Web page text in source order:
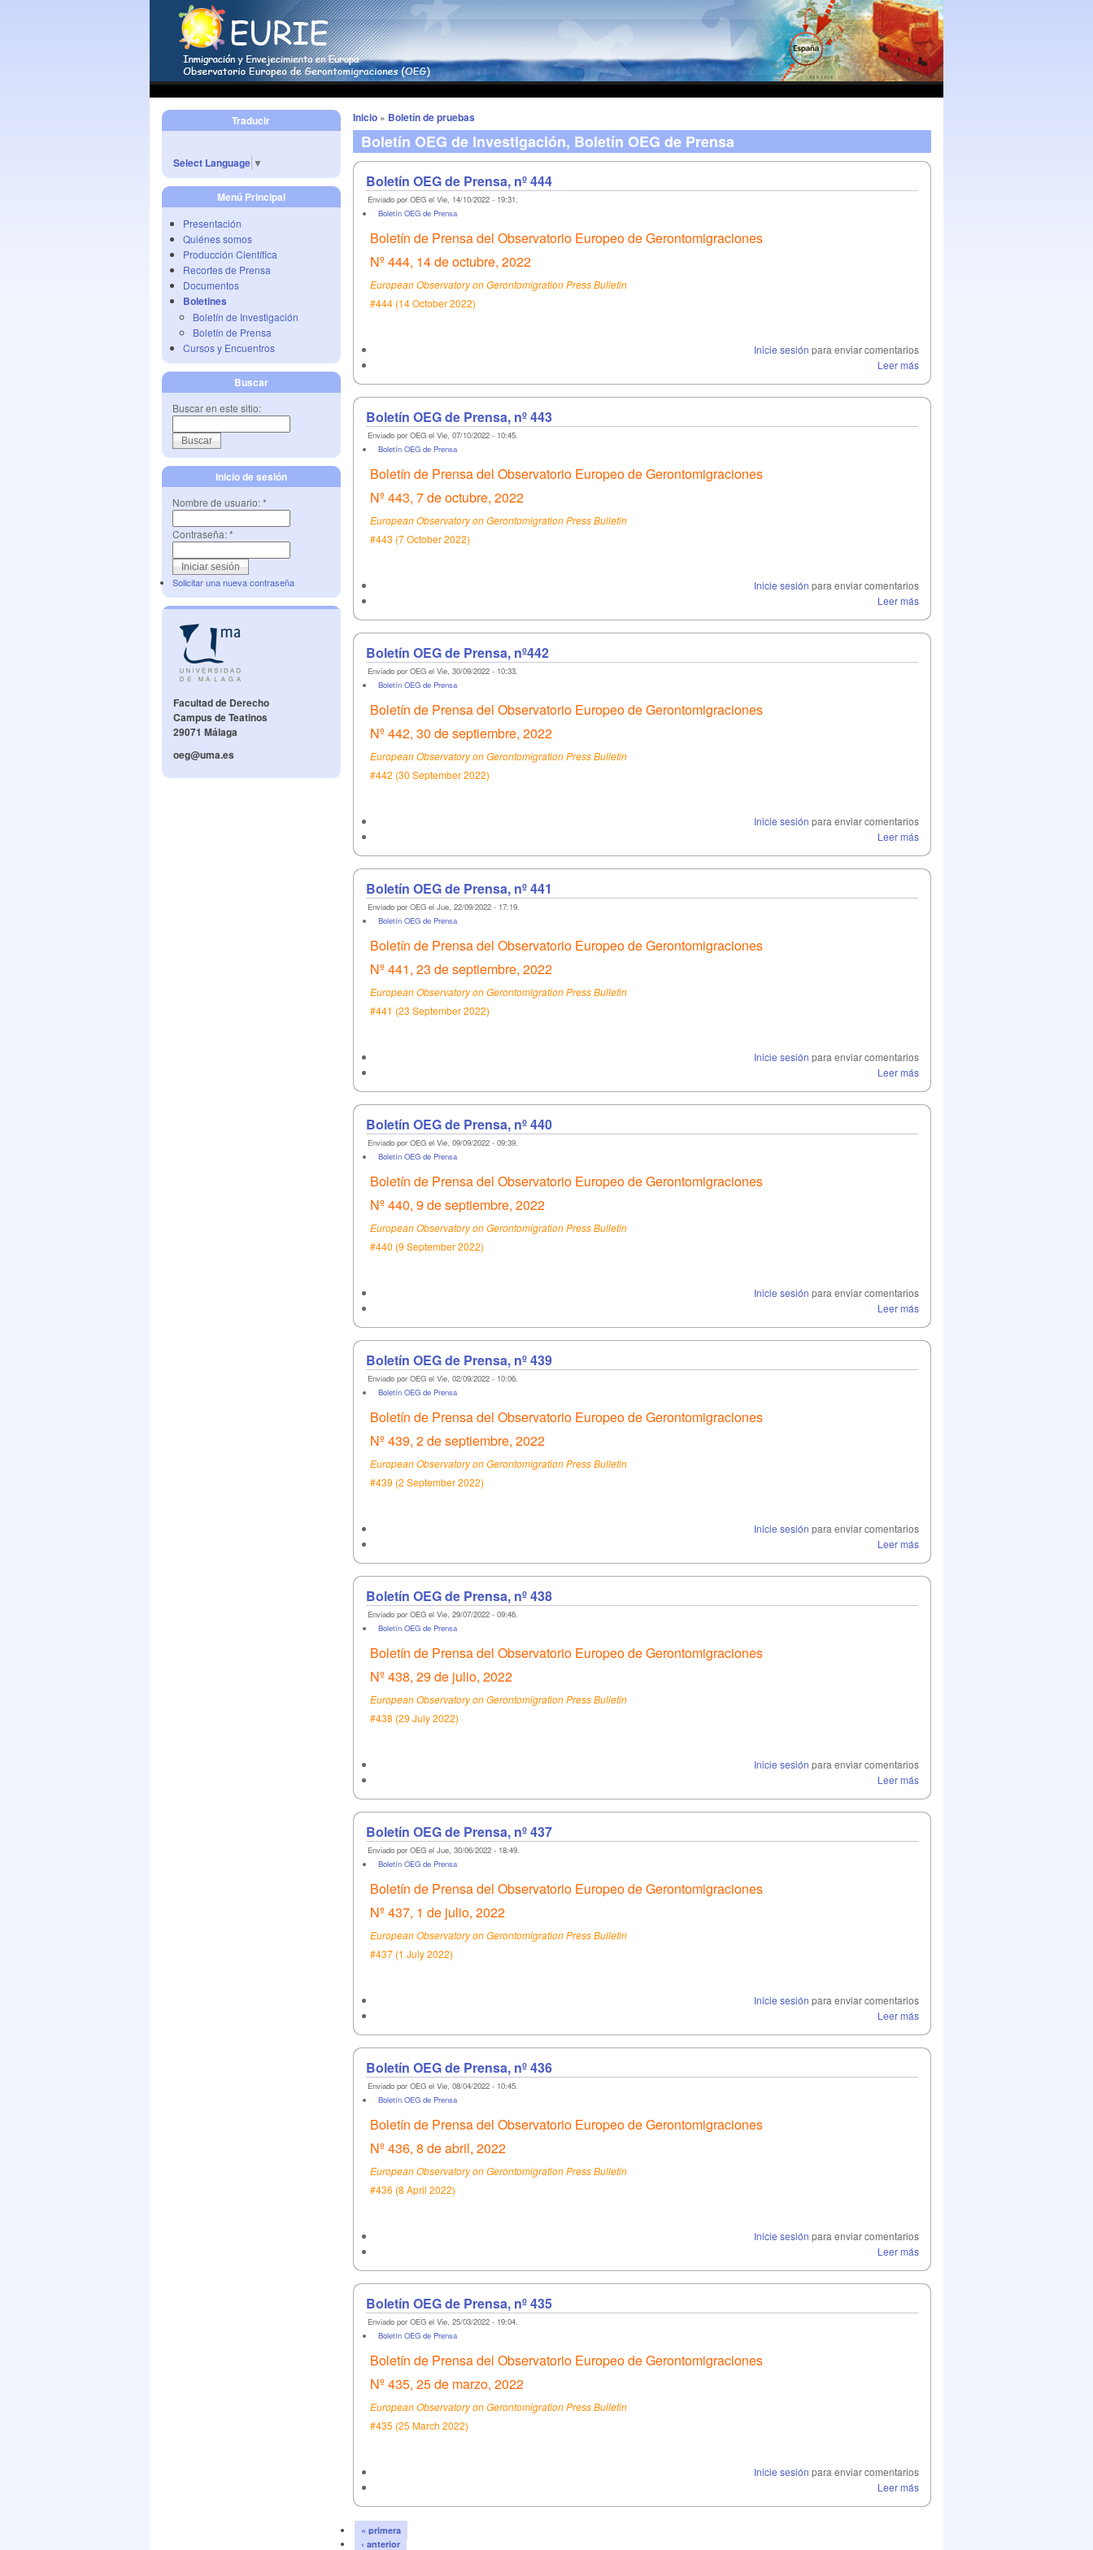
Traducir
Select Language ▼
Menú Principal
Presentación
Quiénes somos
Producción Científica
Recortes de Prensa
Documentos
Boletines
Boletín de Investigación
Boletín de Prensa
Cursos y Encuentros
Buscar
Buscar en este sitio:
Inicio de sesión
Nombre de usuario:*
Contraseña:*
Solicitar una nueva contraseña
Facultad de Derecho
Campus de Teatinos
29071 Málaga
oeg@uma.es
Inicio » Boletín de pruebas
Boletín OEG de Investigación, Boletín OEG de Prensa
Boletín OEG de Prensa, nº 444
Enviado por OEG el Vie, 14/10/2022 - 19:31.
Boletín OEG de Prensa
Boletín de Prensa del Observatorio Europeo de Gerontomigraciones
Nº 444, 14 de octubre, 2022
European Observatory on Gerontomigration Press Bulletin
#444 (14 October 2022)
Inicie sesión para enviar comentarios
Leer más
Boletín OEG de Prensa, nº 443
Enviado por OEG el Vie, 07/10/2022 - 10:45.
Boletín OEG de Prensa
Boletín de Prensa del Observatorio Europeo de Gerontomigraciones
Nº 443, 7 de octubre, 2022
European Observatory on Gerontomigration Press Bulletin
#443 (7 October 2022)
Inicie sesión para enviar comentarios
Leer más
Boletín OEG de Prensa, nº442
Enviado por OEG el Vie, 30/09/2022 - 10:33.
Boletín OEG de Prensa
Boletín de Prensa del Observatorio Europeo de Gerontomigraciones
Nº 442, 30 de septiembre, 2022
European Observatory on Gerontomigration Press Bulletin
#442 (30 September 2022)
Inicie sesión para enviar comentarios
Leer más
Boletín OEG de Prensa, nº 441
Enviado por OEG el Jue, 22/09/2022 - 17:19.
Boletín OEG de Prensa
Boletín de Prensa del Observatorio Europeo de Gerontomigraciones
Nº 441, 23 de septiembre, 2022
European Observatory on Gerontomigration Press Bulletin
#441 (23 September 2022)
Inicie sesión para enviar comentarios
Leer más
Boletín OEG de Prensa, nº 440
Enviado por OEG el Vie, 09/09/2022 - 09:39.
Boletín OEG de Prensa
Boletín de Prensa del Observatorio Europeo de Gerontomigraciones
Nº 440, 9 de septiembre, 2022
European Observatory on Gerontomigration Press Bulletin
#440 (9 September 2022)
Inicie sesión para enviar comentarios
Leer más
Boletín OEG de Prensa, nº 439
Enviado por OEG el Vie, 02/09/2022 - 10:06.
Boletín OEG de Prensa
Boletín de Prensa del Observatorio Europeo de Gerontomigraciones
Nº 439, 2 de septiembre, 2022
European Observatory on Gerontomigration Press Bulletin
#439 (2 September 2022)
Inicie sesión para enviar comentarios
Leer más
Boletín OEG de Prensa, nº 438
Enviado por OEG el Vie, 29/07/2022 - 09:46.
Boletín OEG de Prensa
Boletín de Prensa del Observatorio Europeo de Gerontomigraciones
Nº 438, 29 de julio, 2022
European Observatory on Gerontomigration Press Bulletin
#438 (29 July 2022)
Inicie sesión para enviar comentarios
Leer más
Boletín OEG de Prensa, nº 437
Enviado por OEG el Jue, 30/06/2022 - 18:49.
Boletín OEG de Prensa
Boletín de Prensa del Observatorio Europeo de Gerontomigraciones
Nº 437, 1 de julio, 2022
European Observatory on Gerontomigration Press Bulletin
#437 (1 July 2022)
Inicie sesión para enviar comentarios
Leer más
Boletín OEG de Prensa, nº 436
Enviado por OEG el Vie, 08/04/2022 - 10:45.
Boletín OEG de Prensa
Boletín de Prensa del Observatorio Europeo de Gerontomigraciones
Nº 436, 8 de abril, 2022
European Observatory on Gerontomigration Press Bulletin
#436 (8 April 2022)
Inicie sesión para enviar comentarios
Leer más
Boletín OEG de Prensa, nº 435
Enviado por OEG el Vie, 25/03/2022 - 19:04.
Boletín OEG de Prensa
Boletín de Prensa del Observatorio Europeo de Gerontomigraciones
Nº 435, 25 de marzo, 2022
European Observatory on Gerontomigration Press Bulletin
#435 (25 March 2022)
Inicie sesión para enviar comentarios
Leer más
« primera
‹ anterior